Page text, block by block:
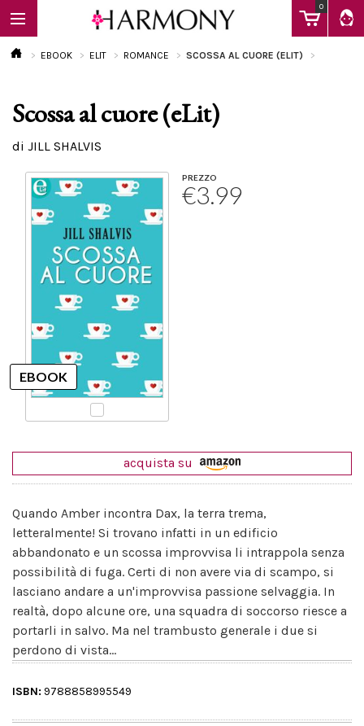
0
EBOOK
Calendario
EBOOK ELIT ROMANCE SCOSSA AL CUORE (ELIT)
Scossa al cuore (eLit)
di JILL SHALVIS
PREZZO
€3.99
acquista su
Quando Amber incontra Dax, la terra trema,
letteralmente! Si trovano infatti in un edificio
abbandonato e un scossa improvvisa li intrappola senza
possibilità di fuga. Certi di non avere via di scampo, si
lasciano andare a un'improvvisa passione selvaggia. In
realtà, dopo alcune ore, una squadra di soccorso riesce a
portarli in salvo. Ma nel trambusto generale i due si
perdono di vista...
ISBN: 9788858995549